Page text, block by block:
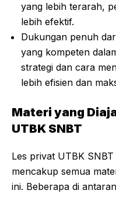
yang lebih terarah,
lebih efektif.
Dukungan penuh
yang kompeten
strategi dan cara
lebih efisien dan
Materi yang
UTBK SNBT
Les privat UTBK
mencakup semua
ini. Beberapa di